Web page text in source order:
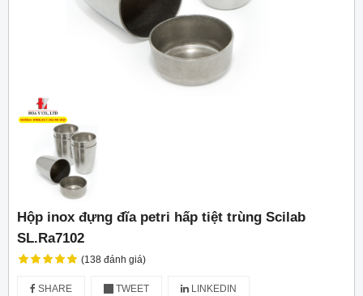
Hộp inox đựng đĩa petri hấp tiệt trùng Scilab
SL.Ra7102
(138 đánh giá)
SHARE TWEET LINKEDIN